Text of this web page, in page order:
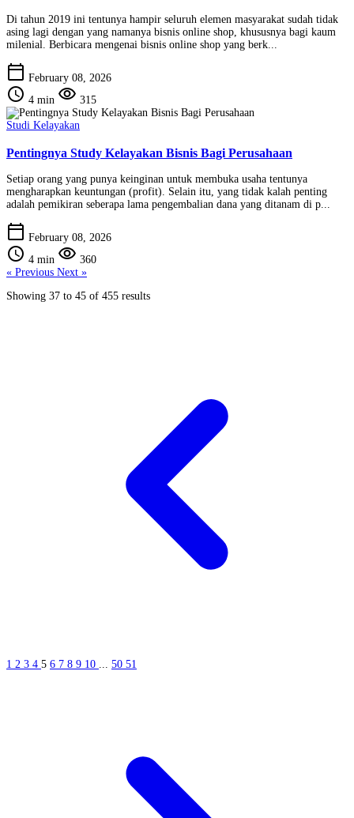
Di tahun 2019 ini tentunya hampir seluruh elemen masyarakat sudah tidak
asing lagi dengan yang namanya bisnis online shop, khususnya bagi kaum
milenial. Berbicara mengenai bisnis online shop yang berk...
calendar_today February 08, 2026
schedule 4 min visibility 315
Studi Kelayakan
Pentingnya Study Kelayakan Bisnis Bagi Perusahaan
Setiap orang yang punya keinginan untuk membuka usaha tentunya
mengharapkan keuntungan (profit). Selain itu, yang tidak kalah penting
adalah pemikiran seberapa lama pengembalian dana yang ditanam di p...
calendar_today February 08, 2026
schedule 4 min visibility 360
« Previous Next »
Showing 37 to 45 of 455 results
1 2 3 4 5 6 7 8 9 10 50 51